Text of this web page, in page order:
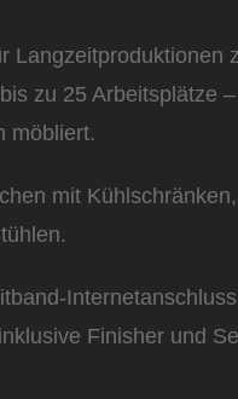
Langzeitproduktionen
zu 25 Arbeitsplätze
möbliert.
mit
Finisher und